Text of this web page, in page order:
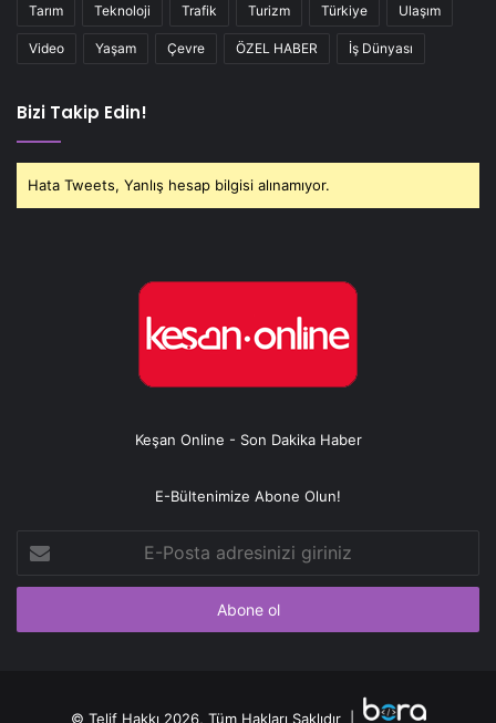
Tarım Teknoloji Trafik Turizm Türkiye Ulaşım
Video Yaşam Çevre ÖZEL HABER İş Dünyası
Bizi Takip Edin!
Hata Tweets, Yanlış hesap bilgisi alınamıyor.
Keşan Online - Son Dakika Haber
E-Bültenimize Abone Olun!
Posta
adresinizi
© Telif Hakkı 2026, Tüm Hakları Saklıdır |